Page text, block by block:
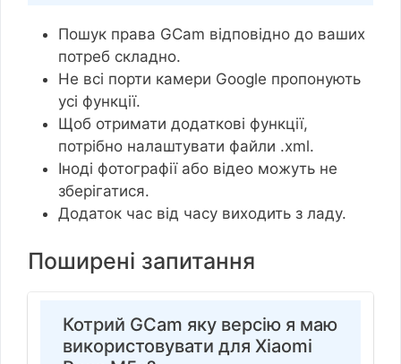
Пошук права GCam відповідно до ваших
потреб складно.
Не всі порти камери Google пропонують
усі функції.
Щоб отримати додаткові функції,
потрібно налаштувати файли .xml.
Іноді фотографії або відео можуть не
зберігатися.
Додаток час від часу виходить з ладу.
Поширені запитання
Котрий GCam яку версію я маю
використовувати для Xiaomi